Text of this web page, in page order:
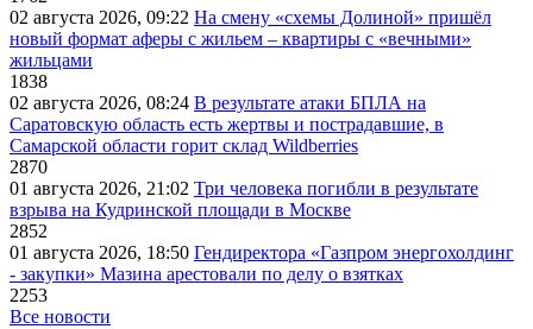
02 августа 2026, 09:22 На смену «схемы Долиной» пришёл
новый формат аферы с жильем – квартиры с «вечными»
жильцами
1838
02 августа 2026, 08:24 В результате атаки БПЛА на
Саратовскую область есть жертвы и пострадавшие, в
Самарской области горит склад Wildberries
2870
01 августа 2026, 21:02 Три человека погибли в результате
взрыва на Кудринской площади в Москве
2852
01 августа 2026, 18:50 Гендиректора «Газпром энергохолдинг
- закупки» Мазина арестовали по делу о взятках
2253
Все новости